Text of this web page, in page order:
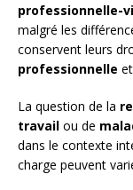
professionnelle-
malgré les
conservent leurs
professionnelle
La question de la
travail ou de
dans le contexte
charge peuvent